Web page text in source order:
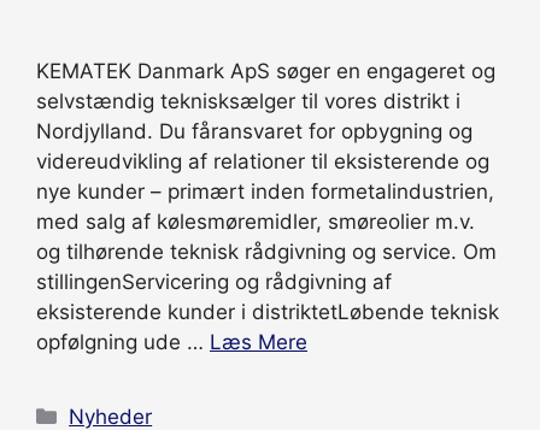
KEMATEK Danmark ApS søger en engageret og
selvstændig teknisksælger til vores distrikt i
Nordjylland. Du fåransvaret for opbygning og
videreudvikling af relationer til eksisterende og
nye kunder – primært inden formetalindustrien,
med salg af kølesmøremidler, smøreolier m.v.
og tilhørende teknisk rådgivning og service. Om
stillingenServicering og rådgivning af
eksisterende kunder i distriktetLøbende teknisk
opfølgning ude … Læs Mere
Kategorier
Nyheder